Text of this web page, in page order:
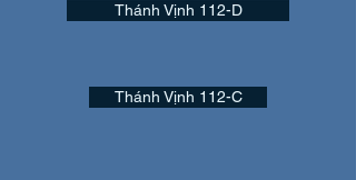
Thánh Vịnh 112-D
Thánh Vịnh 112-C